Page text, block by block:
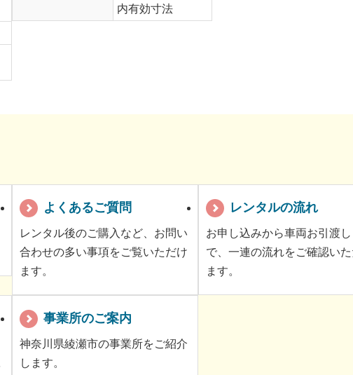
内有効寸法
よくあるご質問
レンタル後のご購入など、お問い
合わせの多い事項をご覧いただけ
ます。
レンタルの流れ
お申し込みから車両お引渡
で、一連の流れをご確認い
ます。
事業所のご案内
神奈川県綾瀬市の事業所をご紹介
します。